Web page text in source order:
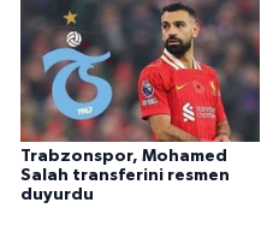
Trabzonspor, Mohamed
Salah transferini resmen
duyurdu